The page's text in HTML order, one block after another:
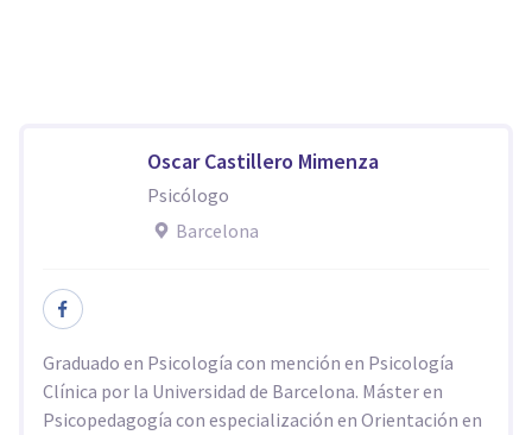
Oscar Castillero Mimenza
Psicólogo
Barcelona
Graduado en Psicología con mención en Psicología
Clínica por la Universidad de Barcelona. Máster en
Psicopedagogía con especialización en Orientación en